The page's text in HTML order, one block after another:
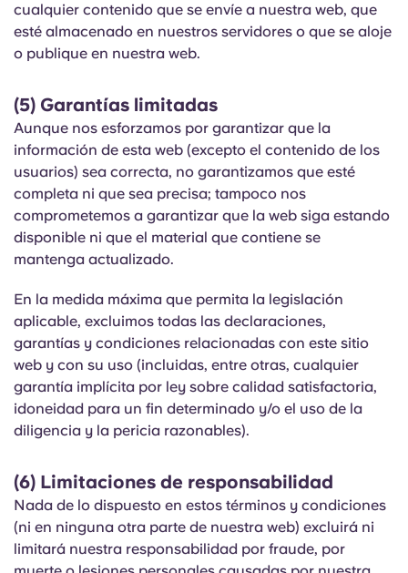
cualquier contenido que se envíe a nuestra web, que
esté almacenado en nuestros servidores o que se aloje
o publique en nuestra web.
(5) Garantías limitadas
Aunque nos esforzamos por garantizar que la
información de esta web (excepto el contenido de los
usuarios) sea correcta, no garantizamos que esté
completa ni que sea precisa; tampoco nos
comprometemos a garantizar que la web siga estando
disponible ni que el material que contiene se
mantenga actualizado.
En la medida máxima que permita la legislación
aplicable, excluimos todas las declaraciones,
garantías y condiciones relacionadas con este sitio
web y con su uso (incluidas, entre otras, cualquier
garantía implícita por ley sobre calidad satisfactoria,
idoneidad para un fin determinado y/o el uso de la
diligencia y la pericia razonables).
(6) Limitaciones de responsabilidad
Nada de lo dispuesto en estos términos y condiciones
(ni en ninguna otra parte de nuestra web) excluirá ni
limitará nuestra responsabilidad por fraude, por